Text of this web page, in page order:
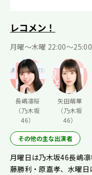
レコメン！
月曜〜木曜 22:00〜25:00
長嶋凛桜
（乃木坂
46）
矢田萌華
（乃木坂
46）
その他の主な出演者
月曜日は乃木坂46長嶋
藤勝利・原嘉孝、水曜